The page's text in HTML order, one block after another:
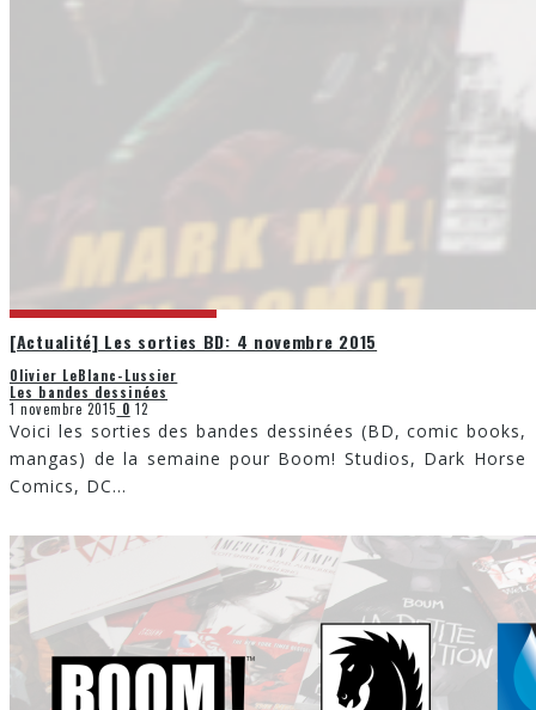
[Actualité] Les sorties BD: 4 novembre 2015
Olivier LeBlanc-Lussier
Les bandes dessinées
1 novembre 2015 0 12
Voici les sorties des bandes dessinées (BD, comic books,
mangas) de la semaine pour Boom! Studios, Dark Horse
Comics, DC...